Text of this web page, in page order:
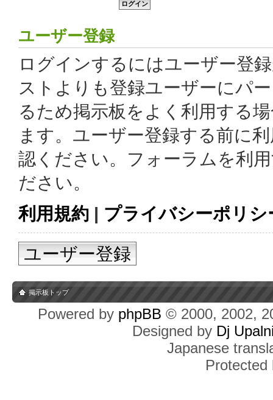
ユーザー登録
ログインするにはユーザー登
ストよりも登録ユーザーにパ
るため掲示板をよく利用する
ます。ユーザー登録する前に
認ください。フォーラムを利
ださい。
利用規約 | プライバシーポリシ
ユーザー登録
掲示板トップ
Powered by phpBB © 2000, 2002,
Designed by Dj
Japanese